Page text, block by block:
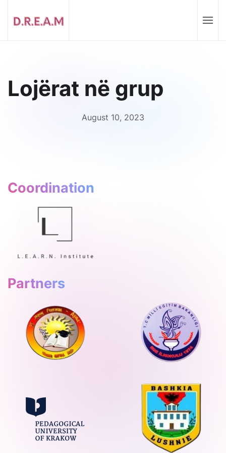
Lojërat në grup
August 10, 2023
Coordination
Partners